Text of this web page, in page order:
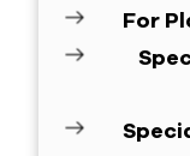
For